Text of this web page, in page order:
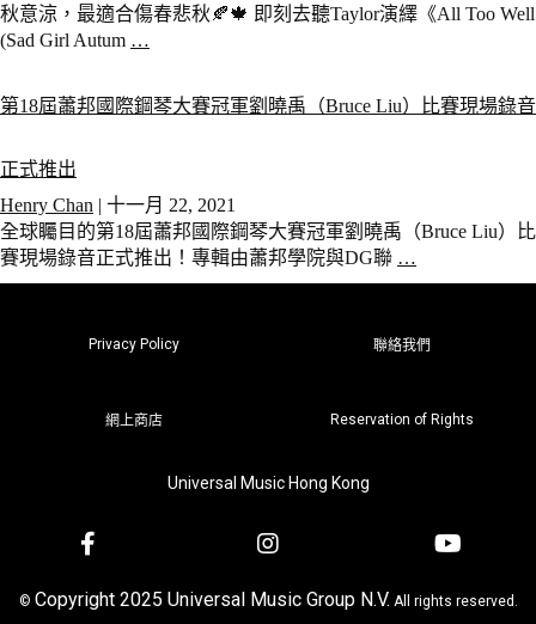
秋意涼，最適合傷春悲秋🍂🍁 即刻去聽Taylor演繹《All Too Well
(Sad Girl Autum …
第18屆蕭邦國際鋼琴大賽冠軍劉曉禹（Bruce Liu）比賽現場錄音
正式推出
Henry Chan | 十一月 22, 2021
全球矚目的第18屆蕭邦國際鋼琴大賽冠軍劉曉禹（Bruce Liu）比
賽現場錄音正式推出！專輯由蕭邦學院與DG聯 …
Privacy Policy 聯絡我們
網上商店 Reservation of Rights
Universal Music Hong Kong
© Copyright 2025 Universal Music Group N.V. All rights reserved.